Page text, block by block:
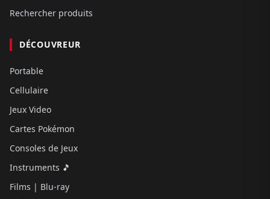
Rechercher produits
DÉCOUVREUR
Portable
Cellulaire
Jeux Video
Cartes Pokémon
Consoles de Jeux
Instruments 🎵
Films | Blu-ray